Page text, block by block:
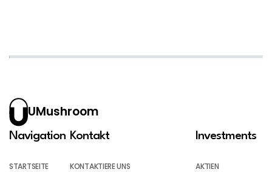
UMushroom
Navigation
STARTSEITE
Kontakt
KONTAKTIERE UNS
Investments
AKTIEN